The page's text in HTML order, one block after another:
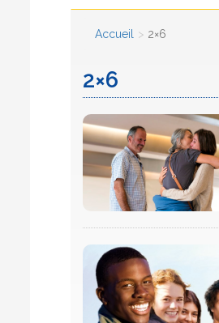
Accueil 2×6
2×6